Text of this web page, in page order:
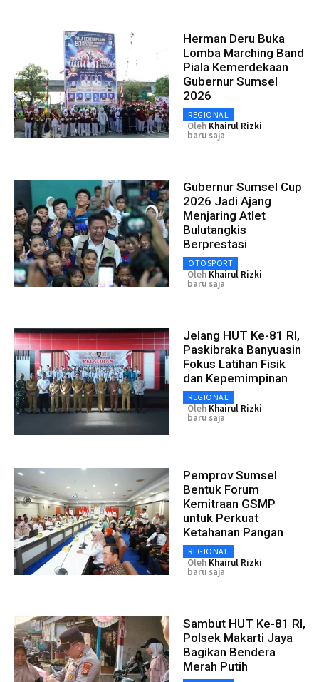
Herman Deru Buka
Lomba Marching Band
Piala Kemerdekaan
Gubernur Sumsel
2026
REGIONAL
Oleh Khairul Rizki
baru saja
Gubernur Sumsel Cup
2026 Jadi Ajang
Menjaring Atlet
Bulutangkis
Berprestasi
OTOSPORT
Oleh Khairul Rizki
baru saja
Jelang HUT Ke-81 RI,
Paskibraka Banyuasin
Fokus Latihan Fisik
dan Kepemimpinan
REGIONAL
Oleh Khairul Rizki
baru saja
Pemprov Sumsel
Bentuk Forum
Kemitraan GSMP
untuk Perkuat
Ketahanan Pangan
REGIONAL
Oleh Khairul Rizki
baru saja
Sambut HUT Ke-81 RI,
Polsek Makarti Jaya
Bagikan Bendera
Merah Putih